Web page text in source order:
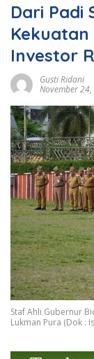
Dari Padi
Investor
Gusti Ridani
November
Staf Ahli Gubernur
Lukman Pura (Dok :